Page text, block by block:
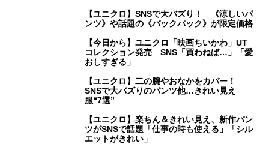
【ユニクロ】SNSで大バズり！ 《涼しいパ
ンツ》や話題の《バックパック》が限定価格
【今日から】ユニクロ「映画ちいかわ」UT
コレクション発売 SNS「買わねば…」「愛
おしすぎる」
【ユニクロ】二の腕やおなかをカバー！
SNSで大バズりのパンツ他…きれい見え
服“7選”
【ユニクロ】楽ちん＆きれい見え、新作パン
ツがSNSで話題「仕事の時も使える」「シル
エットがきれい」